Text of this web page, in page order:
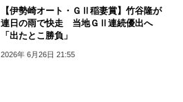
【伊勢崎オート・ＧⅡ稲妻賞】竹谷隆が
連日の雨で快走 当地ＧⅡ連続優出へ
「出たとこ勝負」
2026年 6月26日 21:55